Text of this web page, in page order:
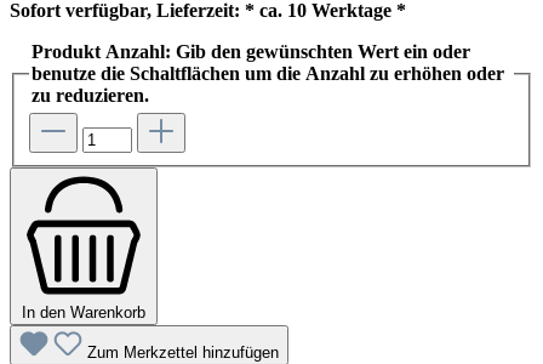
Sofort verfügbar, Lieferzeit: * ca. 10 Werktage *
Produkt Anzahl: Gib den gewünschten Wert ein oder
benutze die Schaltflächen um die Anzahl zu erhöhen oder
zu reduzieren.
In den Warenkorb
Zum Merkzettel hinzufügen